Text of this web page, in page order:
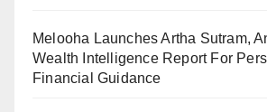
Melooha Launches Artha Sutram,
Wealth Intelligence Report For
Financial Guidance